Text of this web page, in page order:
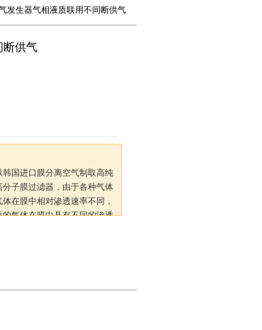
发生器气相液质联用不间断供气
断供气
国进口膜分离空气制取高纯
子膜过滤器，由于各种气体
在膜中相对渗透速率不同，
气体在膜中具有不同的渗透
具有结构更为简单、体积更